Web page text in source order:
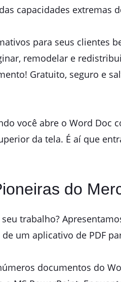
capacidades extremas
para seus clientes
remodelar e
Gratuito, seguro e
você abre o Word Doc
da tela. É aí que
do
trabalho?
um aplicativo de PDF
documentos do